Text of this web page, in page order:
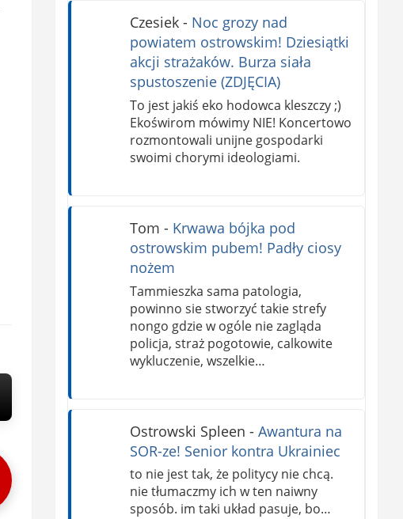
Czesiek- Noc grozy nad
powiatem ostrowskim! Dziesiątki
akcji strażaków. Burza siała
spustoszenie (ZDJĘCIA)
To jest jakiś eko hodowca kleszczy ;)
Ekoświrom mówimy NIE! Koncertowo
rozmontowali unijne gospodarki
swoimi chorymi ideologiami.
Tom - Krwawa bójka pod
ostrowskim pubem! Padły ciosy
nożem
Tammieszka sama patologia,
powinno sie stworzyć takie strefy
nongo gdzie w ogóle nie zagląda
policja, straż pogotowie, calkowite
wykluczenie, wszelkie…
Ostrowski Spleen - Awantura na
SOR-ze! Senior kontra Ukrainiec
to nie jest tak, że politycy nie chcą.
nie tłumaczmy ich w ten naiwny
sposób. im taki układ pasuje, bo…